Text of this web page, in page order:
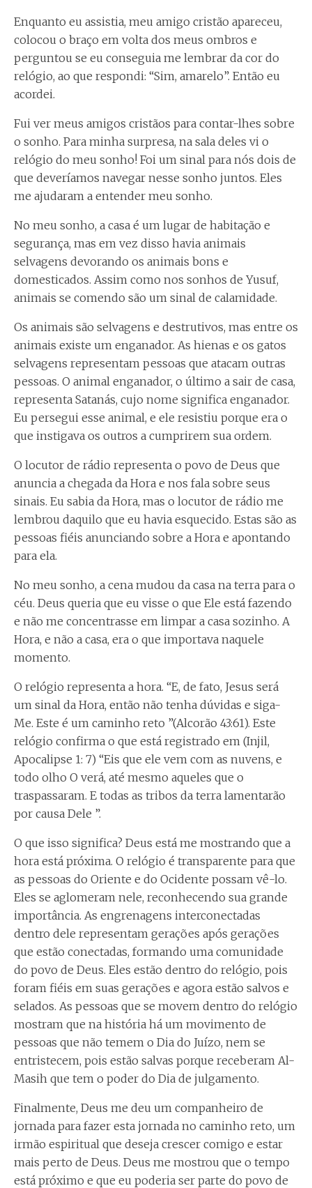
Enquanto eu assistia, meu amigo cristão apareceu,
colocou o braço em volta dos meus ombros e
perguntou se eu conseguia me lembrar da cor do
relógio, ao que respondi: “Sim, amarelo”. Então eu
acordei.
Fui ver meus amigos cristãos para contar-lhes sobre
o sonho. Para minha surpresa, na sala deles vi o
relógio do meu sonho! Foi um sinal para nós dois de
que deveríamos navegar nesse sonho juntos. Eles
me ajudaram a entender meu sonho.
No meu sonho, a casa é um lugar de habitação e
segurança, mas em vez disso havia animais
selvagens devorando os animais bons e
domesticados. Assim como nos sonhos de Yusuf,
animais se comendo são um sinal de calamidade.
Os animais são selvagens e destrutivos, mas entre os
animais existe um enganador. As hienas e os gatos
selvagens representam pessoas que atacam outras
pessoas. O animal enganador, o último a sair de casa,
representa Satanás, cujo nome significa enganador.
Eu persegui esse animal, e ele resistiu porque era o
que instigava os outros a cumprirem sua ordem.
O locutor de rádio representa o povo de Deus que
anuncia a chegada da Hora e nos fala sobre seus
sinais. Eu sabia da Hora, mas o locutor de rádio me
lembrou daquilo que eu havia esquecido. Estas são as
pessoas fiéis anunciando sobre a Hora e apontando
para ela.
No meu sonho, a cena mudou da casa na terra para o
céu. Deus queria que eu visse o que Ele está fazendo
e não me concentrasse em limpar a casa sozinho. A
Hora, e não a casa, era o que importava naquele
momento.
O relógio representa a hora. “E, de fato, Jesus será
um sinal da Hora, então não tenha dúvidas e siga-
Me. Este é um caminho reto ”(Alcorão 43:61). Este
relógio confirma o que está registrado em (Injil,
Apocalipse 1: 7) “Eis que ele vem com as nuvens, e
todo olho O verá, até mesmo aqueles que o
traspassaram. E todas as tribos da terra lamentarão
por causa Dele ”.
O que isso significa? Deus está me mostrando que a
hora está próxima. O relógio é transparente para que
as pessoas do Oriente e do Ocidente possam vê-lo.
Eles se aglomeram nele, reconhecendo sua grande
importância. As engrenagens interconectadas
dentro dele representam gerações após gerações
que estão conectadas, formando uma comunidade
do povo de Deus. Eles estão dentro do relógio, pois
foram fiéis em suas gerações e agora estão salvos e
selados. As pessoas que se movem dentro do relógio
mostram que na história há um movimento de
pessoas que não temem o Dia do Juízo, nem se
entristecem, pois estão salvas porque receberam Al-
Masih que tem o poder do Dia de julgamento.
Finalmente, Deus me deu um companheiro de
jornada para fazer esta jornada no caminho reto, um
irmão espiritual que deseja crescer comigo e estar
mais perto de Deus. Deus me mostrou que o tempo
está próximo e que eu poderia ser parte do povo de